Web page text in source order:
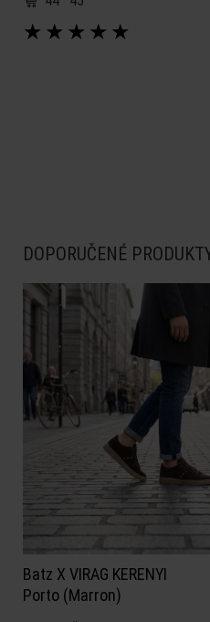
★ ★ ★ ★ ★
DOPORUČENÉ
Batz X VIRAG KERENYI
Porto (Marron)